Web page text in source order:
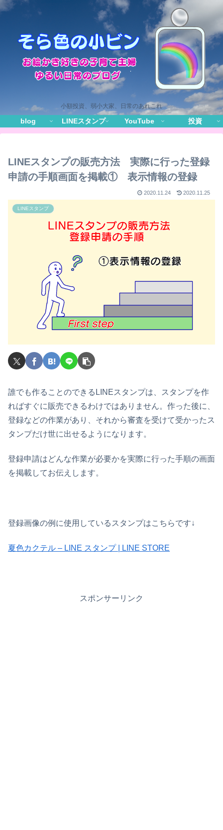
小額投資、弱小大家、日常のあれこれ
blog LINEスタンプ YouTube 投資
LINEスタンプの販売方法 実際に行った登録
申請の手順画面を掲載① 表示情報の登録
2020.11.24 2020.11.25
LINEスタンプ
誰でも作ることのできるLINEスタンプは、スタンプを作
ればすぐに販売できるわけではありません。作った後に、
登録などの作業があり、それから審査を受けて受かったス
タンプだけ世に出せるようになります。
登録申請はどんな作業が必要かを実際に行った手順の画面
を掲載してお伝えします。
登録画像の例に使用しているスタンプはこちらです↓
夏色カクテル – LINE スタンプ | LINE STORE
スポンサーリンク